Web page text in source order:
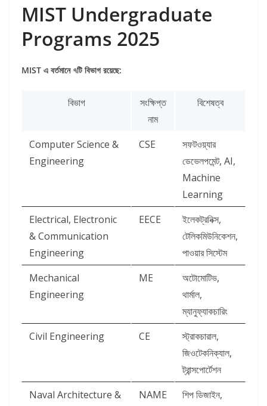
MIST Undergraduate
Programs 2025
MIST এ বর্তমানে ৭টি বিভাগ রয়েছে:
বিভাগ
সংক্ষিপ্ত
নাম
বিশেষত্ব
Computer Science &
Engineering
CSE
সফটওয়্যার
ডেভেলপমেন্ট, AI,
Machine
Learning
Electrical, Electronic
& Communication
Engineering
EECE
ইলেকট্রনিক্স,
টেলিকমিউনিকেশন,
পাওয়ার সিস্টেম
Mechanical
Engineering
ME
অটোমোটিভ,
থার্মাল,
ম্যানুফ্যাকচারিং
Civil Engineering
CE
স্ট্রাকচারাল,
জিওটেকনিক্যাল,
ট্রান্সপোর্টেশন
Naval Architecture &
NAME
শিপ ডিজাইন,